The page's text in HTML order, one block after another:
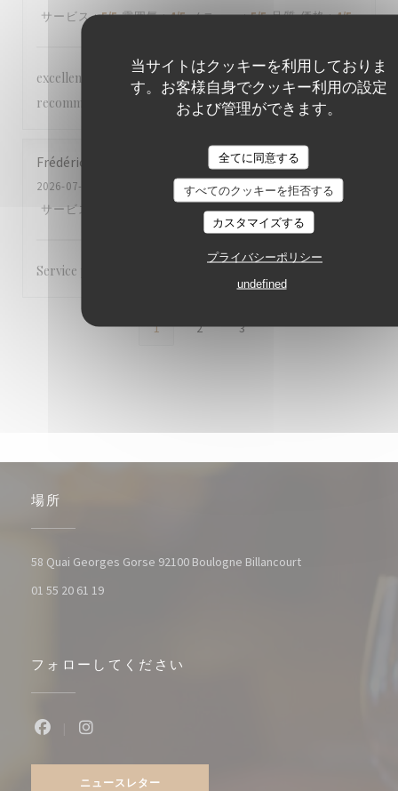
当サイトはクッキーを利用しておりま
す。お客様自身でクッキー利用の設定
および管理ができます。
全てに同意する
すべてのクッキーを拒否する
カスタマイズする
プライバシーポリシー
undefined
サービス: 5/5 雰囲気: 4/5 メニュー: 5/5 品質-価格: 4/5
excellent accueil et restauration à la hauteur. je
recommande le tigre qui pleure. A tomber par terre.
Frédéric
2026-07-25
- 20:00 - ゲスト 6
サービス
メニュー: 4/5 品質-価格
Service professionnel
1 2 3
場所
58 Quai Georges Gorse 92100 Boulogne Billancourt((新しいウィン
01 55 20 61 19
フォローしてください
ニュースレター